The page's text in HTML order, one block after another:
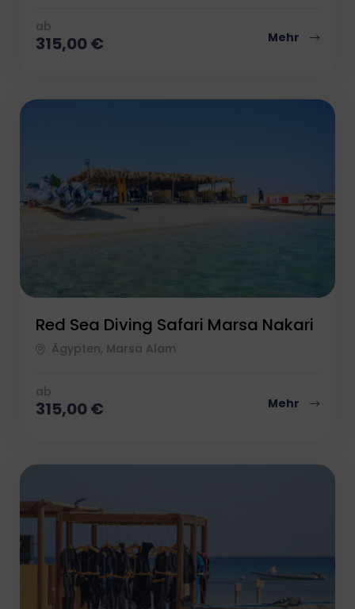
ab
315,00€ Mehr
Red Sea Diving Safari Marsa Nakari
Ägypten, Marsa Alam
ab
315,00€ Mehr